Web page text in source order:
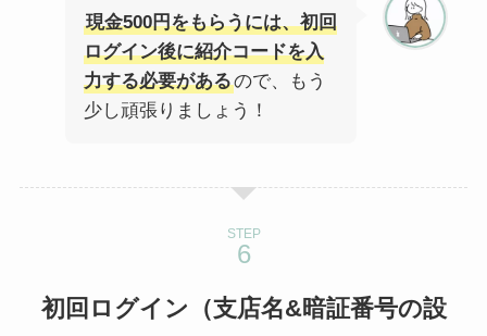
現金500円をもらうには、初回
ログイン後に紹介コードを入
力する必要があるので、もう
少し頑張りましょう！
STEP
初回ログイン（支店名&暗証番号の設